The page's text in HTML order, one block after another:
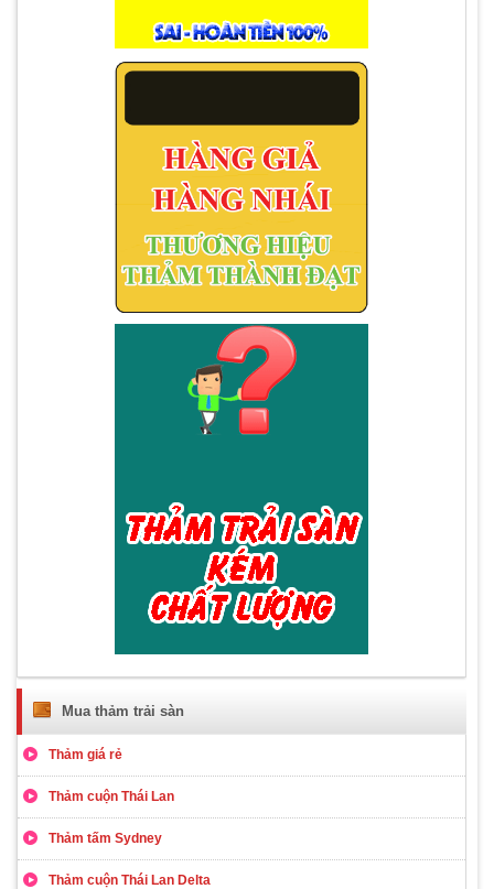
Mua thảm trải sàn
Thảm giá rẻ
Thảm cuộn Thái Lan
Thảm tấm Sydney
Thảm cuộn Thái Lan Delta